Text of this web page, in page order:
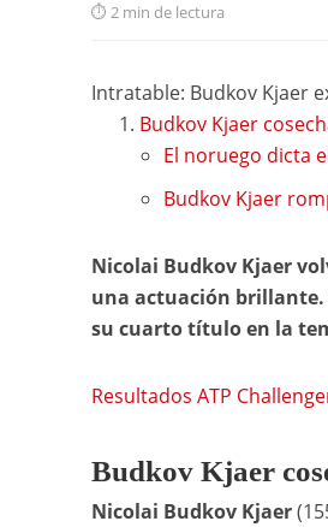
2 min de lectura
Intratable: Budkov Kjaer
Budkov Kjaer
El noruego dicta
Budkov Kjaer
Nicolai Budkov Kjaer
una actuación brillante.
su cuarto título en la
Resultados ATP
Budkov Kjaer
Nicolai Budkov Kjaer